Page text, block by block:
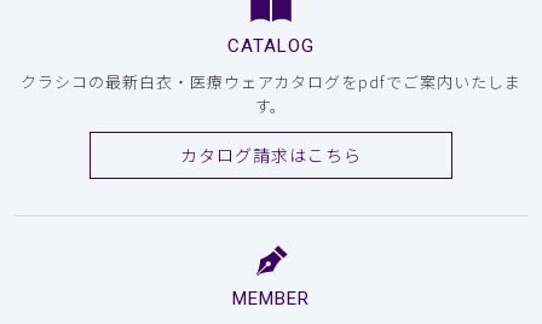
CATALOG
クラシコの最新白衣・医療ウェアカタログをpdfでご案内いたしま
す。
カタログ請求はこちら
MEMBER